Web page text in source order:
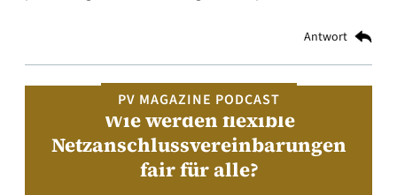
Antwort
PV MAGAZINE PODCAST
Wie werden flexible
Netzanschlussvereinbarungen
fair für alle?